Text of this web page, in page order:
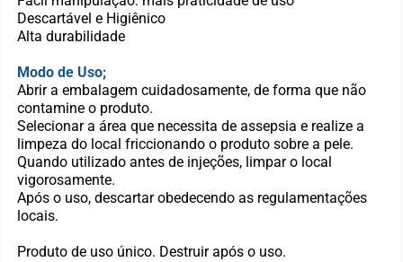
Descartável e Higiênico
Alta durabilidade
Modo de Uso;
Abrir a embalagem cuidadosamente, de forma que não
contamine o produto.
Selecionar a área que necessita de assepsia e realize a
limpeza do local friccionando o produto sobre a pele.
Quando utilizado antes de injeções, limpar o local
vigorosamente.
Após o uso, descartar obedecendo as regulamentações
locais.
Produto de uso único. Destruir após o uso.